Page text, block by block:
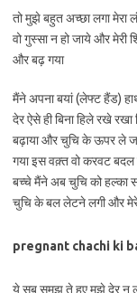
तो मुझे बहुत अच्छा लगा मेरा
वो गुस्सा न हो जाये और मेरी
और बढ़ गया
मैंने अपना बयां (लेफ्ट हैंड)
देर ऐसे ही बिना हिले रखे
बढ़ाया और चुचि के ऊपर ले
गया इस वक़्त वो करवट बदल
बच्चे मैंने अब चुचि को हल्का
चुचि के बल लेटने लगी और मेरे
pregnant chachi ki
ये सब समझ ते हुए मुझे देर न